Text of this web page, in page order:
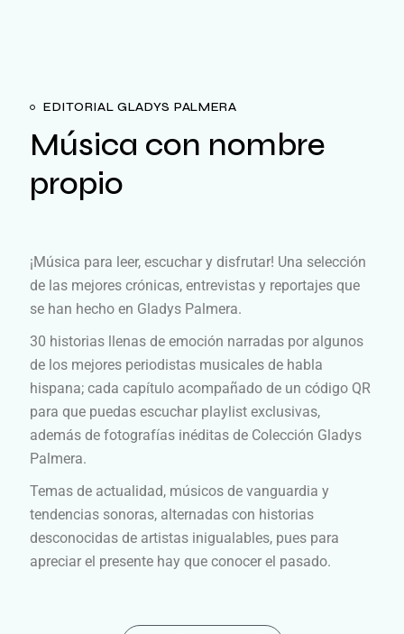
EDITORIAL GLADYS PALMERA
Música con nombre
propio
¡Música para leer, escuchar y disfrutar! Una selección
de las mejores crónicas, entrevistas y reportajes que
se han hecho en Gladys Palmera.
30 historias llenas de emoción narradas por algunos
de los mejores periodistas musicales de habla
hispana; cada capítulo acompañado de un código QR
para que puedas escuchar playlist exclusivas,
además de fotografías inéditas de Colección Gladys
Palmera.
Temas de actualidad, músicos de vanguardia y
tendencias sonoras, alternadas con historias
desconocidas de artistas inigualables, pues para
apreciar el presente hay que conocer el pasado.